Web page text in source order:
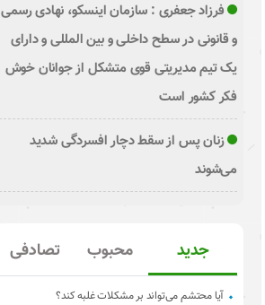
فرزاد جعفری : سازمان اینسکو، نهادی رسمی
و قانونی در سطح داخلی و بین المللی و دارای
یک تیم مدیریتی قوی متشکل از جوانان خوش
فکر کشور است
زنان پس از سقط دچار افسردگی شدید
می‌شوند
جدید محبوب تصادفی
آیا محتشم می‌تواند بر مشکلات غلبه کند؟